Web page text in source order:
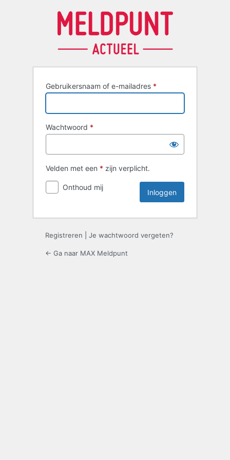
Gebruikersnaam of e-mailadres *
Wachtwoord *
Velden met een * zijn verplicht.
Onthoud mij
Registreren Je wachtwoord vergeten?
← Ga naar MAX Meldpunt